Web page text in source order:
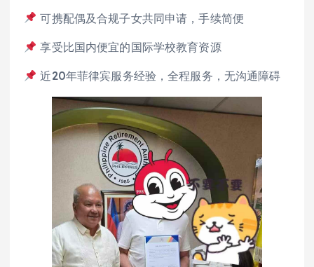
可携配偶及合规子女共同申请，手续简便
享受比国内便宜的国际学校教育资源
近20年菲律宾服务经验，全程服务，无沟通障碍